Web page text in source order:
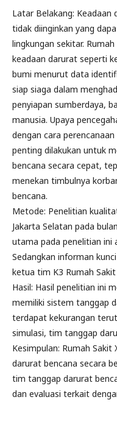
Latar Belakang: Keadaan
tidak diinginkan yang
lingkungan sekitar.
keadaan darurat seperti
bumi menurut data
siap siaga dalam
penyiapan sumberdaya,
manusia. Upaya
dengan cara
penting dilakukan untuk
bencana secara cepat,
menekan timbulnya
bencana.
Metode: Penelitian
Jakarta Selatan pada
utama pada penelitian ini
Sedangkan informan
ketua tim K3 Rumah Sakit
Hasil: Hasil penelitian ini
memiliki sistem tanggap
terdapat kekurangan
simulasi, tim tanggap
Kesimpulan: Rumah
darurat bencana secara
tim tanggap darurat
dan evaluasi terkait